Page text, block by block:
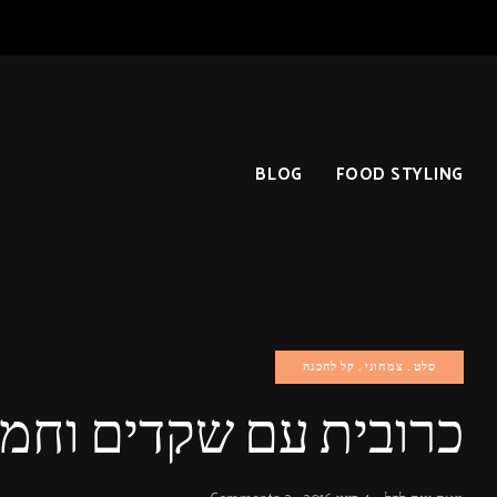
FOOD STYLING
BLOG
סלט צמחוני קל להכנה
כרובית עם שקדים